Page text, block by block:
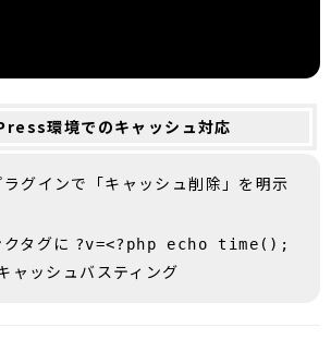
環境でのキャッシュ対応
グインで「キャッシュ削除」を明示
タグに ?v=<?php echo time();
ャッシュバスティング